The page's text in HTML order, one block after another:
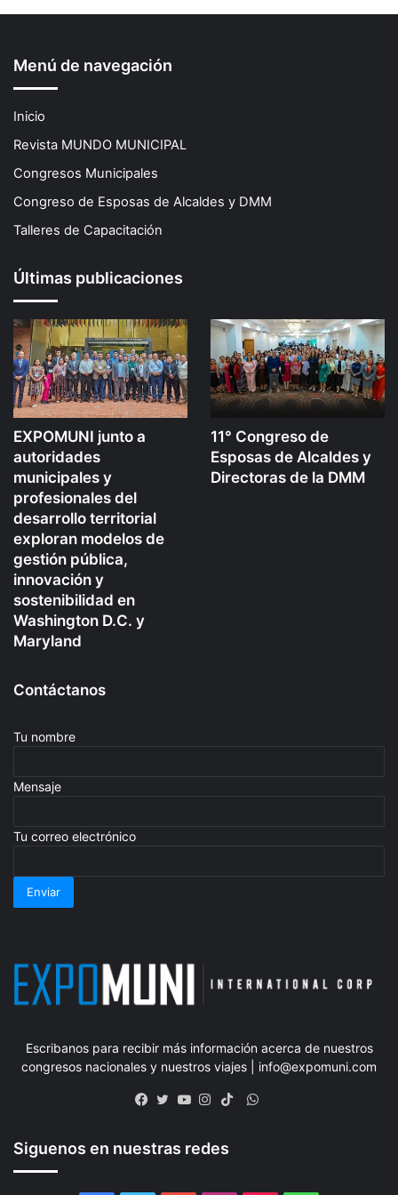
Menú de navegación
Inicio
Revista MUNDO MUNICIPAL
Congresos Municipales
Congreso de Esposas de Alcaldes y DMM
Talleres de Capacitación
Últimas publicaciones
EXPOMUNI junto a
autoridades
municipales y
profesionales del
desarrollo territorial
exploran modelos de
gestión pública,
innovación y
sostenibilidad en
Washington D.C. y
Maryland
11° Congreso de
Esposas de Alcaldes y
Directoras de la DMM
Contáctanos
Tu nombre
Mensaje
Tu correo electrónico
Escribanos para recibir más información acerca de nuestros
congresos nacionales y nuestros viajes | info@expomuni.com
WhatsApp
Siguenos en nuestras redes